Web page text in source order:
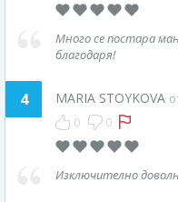
Много се постара
благодаря!
4 MARIA STOYKOVA
0 0
Изключително